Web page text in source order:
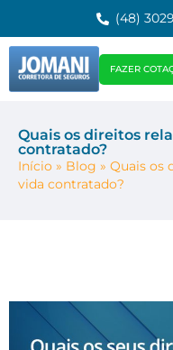
(48)
FAZER
Quais os direitos
contratado?
Início » Blog » Quais os
vida contratado?